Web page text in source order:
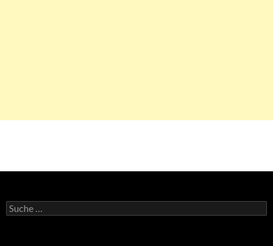
Suche
nach: